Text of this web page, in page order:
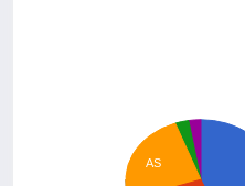
AS